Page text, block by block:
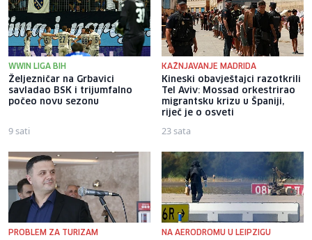
WWIN LIGA BIH
Željezničar na Grbavici
savladao BSK i trijumfalno
počeo novu sezonu
9 sati
KAŽNJAVANJE MADRIDA
Kineski obavještajci razotkrili
Tel Aviv: Mossad orkestrirao
migrantsku krizu u Španiji,
riječ je o osveti
23 sata
PROBLEM ZA TURIZAM NA AERODROMU U LEIPZIGU